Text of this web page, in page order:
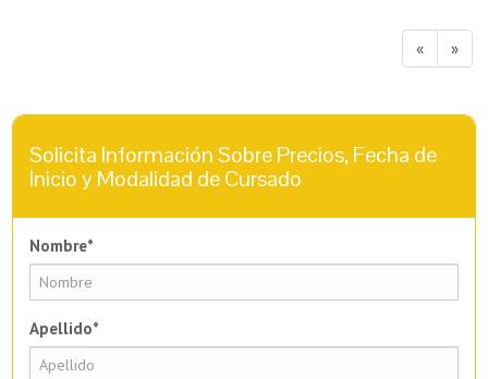
« »
Solicita Información Sobre Precios, Fecha de
Inicio y Modalidad de Cursado
Nombre*
Apellido*